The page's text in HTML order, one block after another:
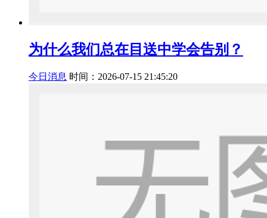
为什么我们总在目送中学会告别？
今日消息 时间：2026-07-15 21:45:20